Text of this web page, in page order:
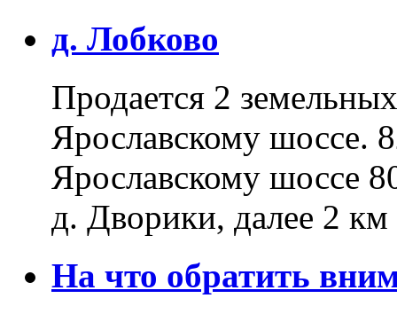
д. Лобково
Продается 2
Ярославскому
Ярославскому шоссе
д. Дворики, далее 2
На что обратить